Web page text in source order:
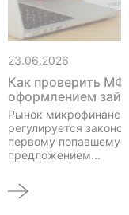
23.06.2026
Как проверить
оформлением
Рынок
регулируется
первому
предложением...